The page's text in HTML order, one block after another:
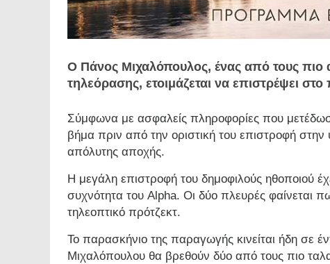
Ο Πάνος Μιχαλόπουλος, ένας από τους πιο
τηλεόρασης, ετοιμάζεται να επιστρέψει
Σύμφωνα με ασφαλείς πληροφορίες που
βήμα πριν από την οριστική του επιστροφή στην
απόλυτης αποχής.
Η μεγάλη επιστροφή του δημοφιλούς ηθοποιού
συχνότητα του Alpha. Οι δύο πλευρές φαίνεται
τηλεοπτικό πρότζεκτ.
Το παρασκήνιο της παραγωγής κινείται ήδη σε
Μιχαλόπουλου θα βρεθούν δύο από τους πιο